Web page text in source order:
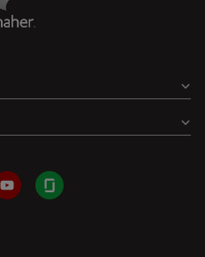
YouTubeGlassdoor